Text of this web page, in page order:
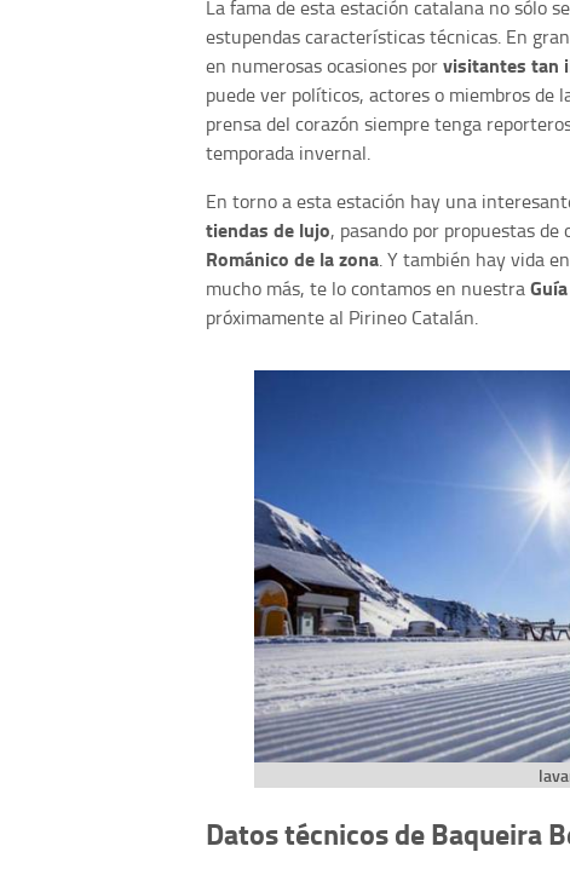
La fama de esta estación catalana no sólo
estupendas características técnicas. En
en numerosas ocasiones porvisitantes tan
puede ver políticos, actores o miembros de
prensa del corazón siempre tenga
temporada invernal.
En torno a esta estación hay una
tiendas de lujo, pasando por propuestas
Románico de la zona. Y también hay vida
mucho más, te lo contamos en nuestra
próximamente al Pirineo Catalán.
Datos técnicos de Baqueira